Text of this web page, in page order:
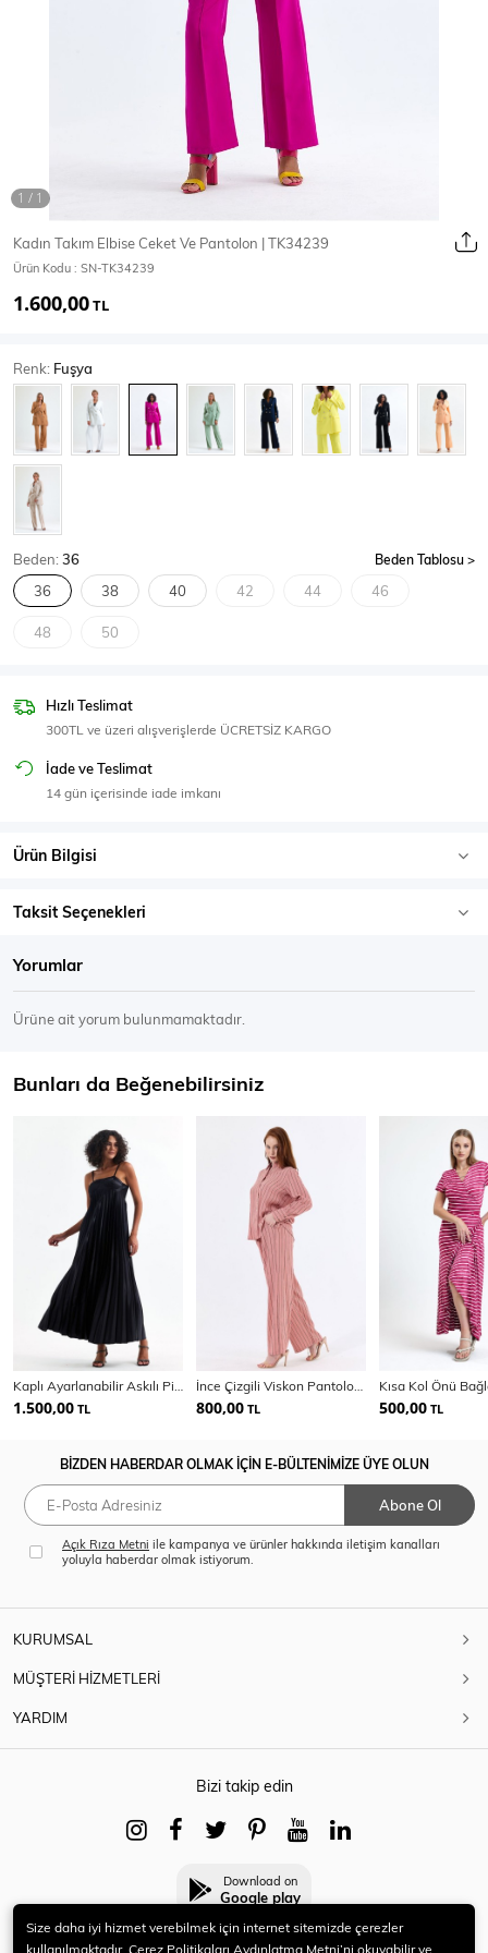
Mont & Kaban Yağmurluk
T-Shirt
Body Atlet Crop & Büstiyer
SPOR GİYİM
Eşofman Üstü
Kadın Takım Elbise Ceket Ve Pantolon | TK34239
Ürün Kodu : SN-TK34239
1.600,00TL
Renk: Fuşya
Beden:36 Beden Tablosu
36 38 40 42 44 46
48 50
Hızlı Teslimat
300TL ve üzeri alışverişlerde ÜCRETSİZ KARGO
İade ve Teslimat
14 gün içerisinde iade imkanı
Ürün Bilgisi
Taksit Seçenekleri
Yorumlar
Ürüne ait yorum bulunmamaktadır.
Bunları da Beğenebilirsiniz
Kaplı Ayarlanabilir Askılı Piliseli Abiye Uzun Saten Elbise | Elb35410
1.500,00 TL
İnce Çizgili Viskon Pantolon Gömlek Kadın Takım | Tkm35466
800,00 TL 500,00 TL
BİZDEN HABERDAR OLMAK İÇİN E-BÜLTENİMİZE ÜYE OLUN
Abone Ol
Açık Rıza Metni ile kampanya ve ürünler hakkında iletişim kanalları
yoluyla haberdar olmak istiyorum.
KURUMSAL
MÜŞTERİ HİZMETLERİ
YARDIM
Bizi takip edin
Download on
Google play
Size daha iyi hizmet verebilmek için internet sitemizde çerezler
kullanılmaktadır. Çerez Politikaları Aydınlatma Metni’ni okuyabilir ve